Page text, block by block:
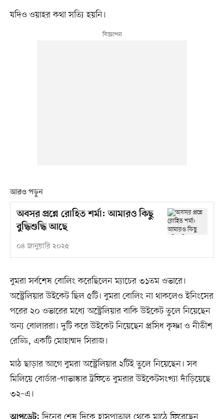
যদিও ওয়াহর কথা সত্যি হয়নি।
আরও পড়ুন
অবসর প্রশ্নে রোহিত শর্মা: আমারও কিছু
বুদ্ধিশুদ্ধি আছে
০৪ জানুয়ারি ২০২৫
বুমরা সর্বশেষ বোলিং করেছিলেন ম্যাচের ৩১তম ওভারে।
অস্ট্রেলিয়ার উইকেট ছিল ৫টি। বুমরা বোলিং না থাকলেও ইনিংসের
পরের ২০ ওভারের মধ্যে অস্ট্রেলিয়ার বাকি উইকেট তুলে নিয়েছেন
অন্য বোলাররা। দুটি করে উইকেট নিয়েছেন প্রসিধ কৃষ্ণা ও নীতীশ
রেড্ডি, একটি মোহাম্মদ সিরাজ।
মাঠ ছাড়ার আগে বুমরা অস্ট্রেলিয়ার ২টিই তুলে নিয়েছেন। সব
মিলিয়ে বোর্ডার–গাভাস্কার ট্রফিতে বুমরার উইকেটসংখ্যা দাঁড়িয়েছে
৩২–এ।